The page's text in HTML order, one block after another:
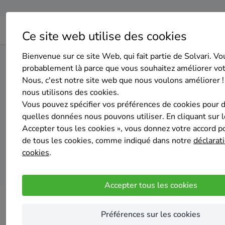
Ce site web utilise des cookies
Bienvenue sur ce site Web, qui fait partie de Solvari.
probablement là parce que vous souhaitez améliorer
Nous, c'est notre site web que nous voulons améliorer
nous utilisons des cookies.
Vous pouvez spécifier vos préférences de cookies pour
quelles données nous pouvons utiliser. En cliquant sur
Accepter tous les cookies », vous donnez votre accord
de tous les cookies, comme indiqué dans notre
cookies.
Accepter tous les cookies
Préférences sur les cookies
Home Panneaux solaires Hainaut Frameries
Top 20